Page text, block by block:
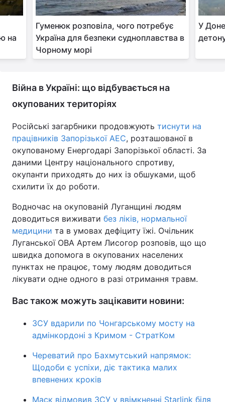
на
Гуменюк розповіла, чого потребує
Україна для безпеки судноплавства в
Чорному морі
У
Війна в Україні: що відбувається на
окупованих територіях
Російські загарбники продовжують тиснути на
працівників Запорізької АЕС, розташованої в
окупованому Енергодарі Запорізької області. За
даними Центру національного спротиву,
окупанти приходять до них із обшуками, щоб
схилити їх до роботи.
Водночас на окупованій Луганщині людям
доводиться виживати без ліків, нормальної
медицини та в умовах дефіциту їжі. Очільник
Луганської ОВА Артем Лисогор розповів, що що
швидка допомога в окупованих населених
пунктах не працює, тому людям доводиться
лікувати одне одного в разі отримання травм.
Вас також можуть зацікавити новини:
ЗСУ вдарили по Чонгарському мосту на
адмінкордоні з Кримом - СтратКом
Череватий про Бахмутський напрямок:
Щодоби є успіхи, діє тактика малих
впевнених кроків
Маск відмовив ЗСУ у ввімкненні Starlink біля